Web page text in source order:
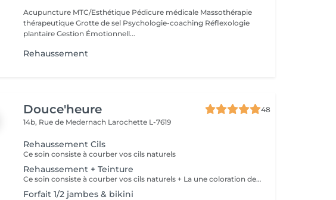
Acupuncture MTC/Esthétique Pédicure médicale Massothérapie
thérapeutique Grotte de sel Psychologie-coaching Réflexologie
plantaire Gestion Émotionnell...
Rehaussement
Douce'heure
48
14b, Rue de Medernach Larochette L-7619
Rehaussement Cils
Ce soin consiste à courber vos cils naturels
Rehaussement + Teinture
Ce soin consiste à courber vos cils naturels + La une coloration des cils
Forfait 1/2 jambes & bikini